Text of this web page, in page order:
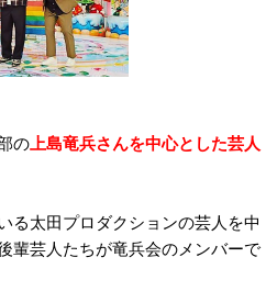
の 上島竜兵さんを中心とした芸人
る太田プロダクションの芸人を中
輩芸人たちが竜兵会のメンバーで